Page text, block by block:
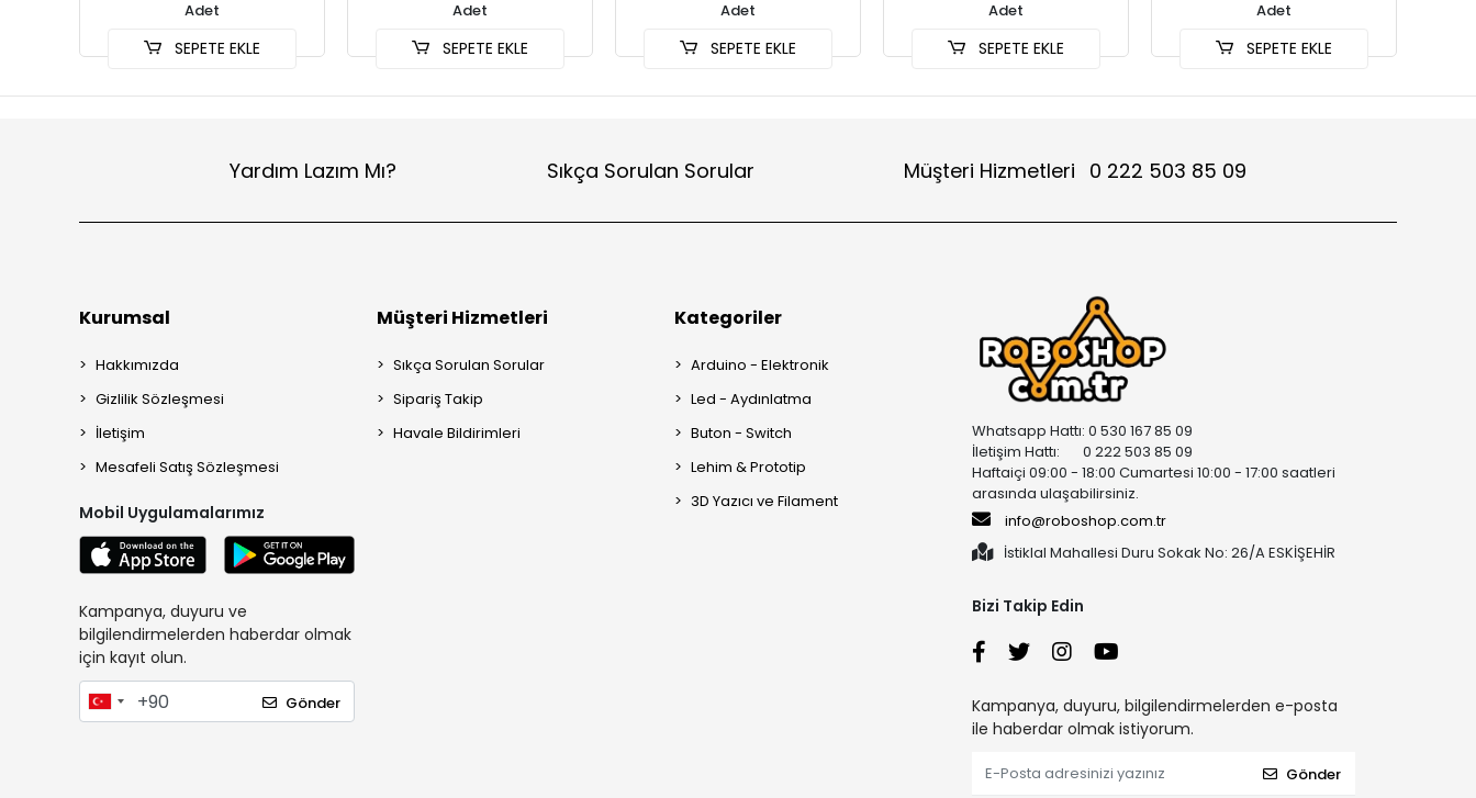
Adet
SEPETE EKLE
Adet
SEPETE EKLE
Adet
SEPETE EKLE
Adet
SEPETE EKLE
Adet
SEPETE EKLE
Yardım Lazım Mı? Sıkça Sorulan Sorular Müşteri Hizmetleri 0 222 503 85 09
Kurumsal
Hakkımızda
Gizlilik Sözleşmesi
İletişim
Mesafeli Satış Sözleşmesi
Mobil Uygulamalarımız
Kampanya, duyuru ve
bilgilendirmelerden haberdar olmak
için kayıt olun.
Gönder
Müşteri Hizmetleri
Sıkça Sorulan Sorular
Sipariş Takip
Havale Bildirimleri
Kategoriler
Arduino - Elektronik
Led - Aydınlatma
Buton - Switch
Lehim & Prototip
3D Yazıcı ve Filament
Whatsapp Hattı: 0 530 167 85 09
İletişim Hattı: 0 222 503 85 09
Haftaiçi 09:00 - 18:00 Cumartesi 10:00 - 17:00 saatleri
arasında ulaşabilirsiniz.
info@roboshop.com.tr
İstiklal Mahallesi Duru Sokak No: 26/A ESKİŞEHİR
Bizi Takip Edin
Kampanya, duyuru, bilgilendirmelerden e-posta
ile haberdar olmak istiyorum.
Gönder